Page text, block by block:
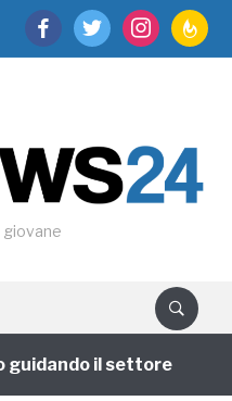
facebooktwitter instagram
giovane
il settore